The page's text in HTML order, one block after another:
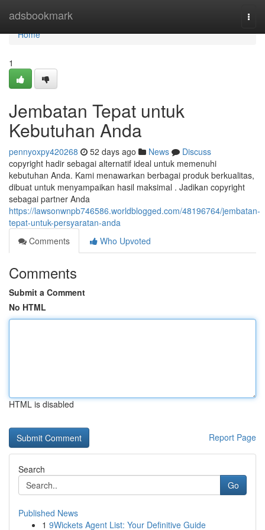
adsbookmark
Home
Home
1
Jembatan Tepat untuk
Kebutuhan Anda
pennyoxpy420268 52 days ago News
Discuss
copyright hadir sebagai alternatif ideal untuk memenuhi
kebutuhan Anda. Kami menawarkan berbagai produk berkualitas,
dibuat untuk menyampaikan hasil maksimal . Jadikan copyright
sebagai partner Anda
https://lawsonwnpb746586.worldblogged.com/48196764/jembatan-
tepat-untuk-persyaratan-anda
Comments
Who Upvoted
Comments
Submit a Comment
No HTML
HTML is disabled
Report Page
Search
Go
Published News
1 9Wickets Agent List: Your Definitive Guide